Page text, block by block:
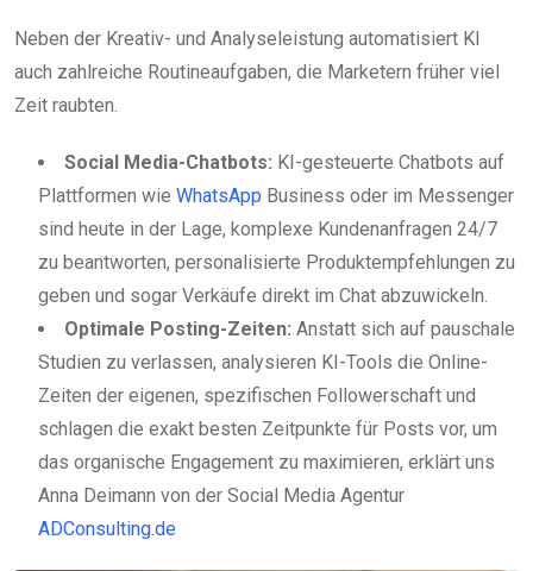
Neben der Kreativ- und Analyseleistung automatisiert KI
auch zahlreiche Routineaufgaben, die Marketern früher viel
Zeit raubten.
Social Media-Chatbots: KI-gesteuerte Chatbots auf
Plattformen wie WhatsApp Business oder im Messenger
sind heute in der Lage, komplexe Kundenanfragen 24/7
zu beantworten, personalisierte Produktempfehlungen zu
geben und sogar Verkäufe direkt im Chat abzuwickeln.
Optimale Posting-Zeiten: Anstatt sich auf pauschale
Studien zu verlassen, analysieren KI-Tools die Online-
Zeiten der eigenen, spezifischen Followerschaft und
schlagen die exakt besten Zeitpunkte für Posts vor, um
das organische Engagement zu maximieren, erklärt uns
Anna Deimann von der Social Media Agentur
ADConsulting.de